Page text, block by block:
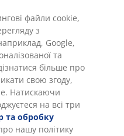
як
файли cookie,
з
Google,
та
більше про
свою згоду,
Натискаючи
на всі три
та обробку
нашу політику